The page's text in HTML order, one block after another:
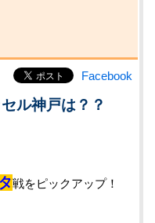
Facebook
ル神戸は？？
戦をピックアップ！